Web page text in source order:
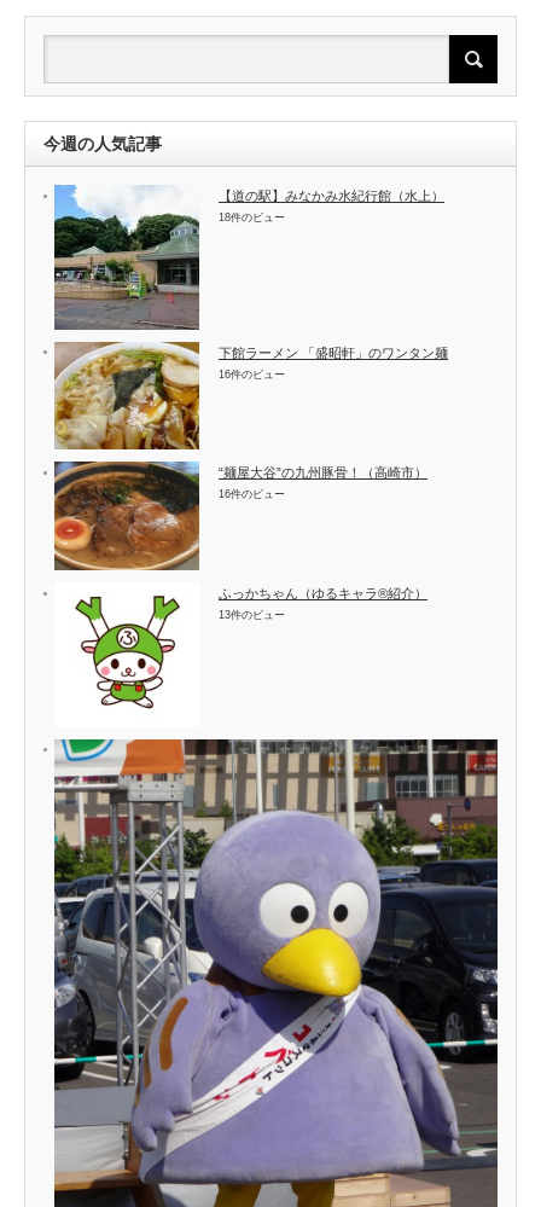
今週の人気記事
【道の駅】みなかみ水紀行館（水上）
18件のビュー
下館ラーメン 「盛昭軒」のワンタン麺
16件のビュー
“麺屋大谷”の九州豚骨！（高崎市）
16件のビュー
ふっかちゃん（ゆるキャラ®紹介）
13件のビュー